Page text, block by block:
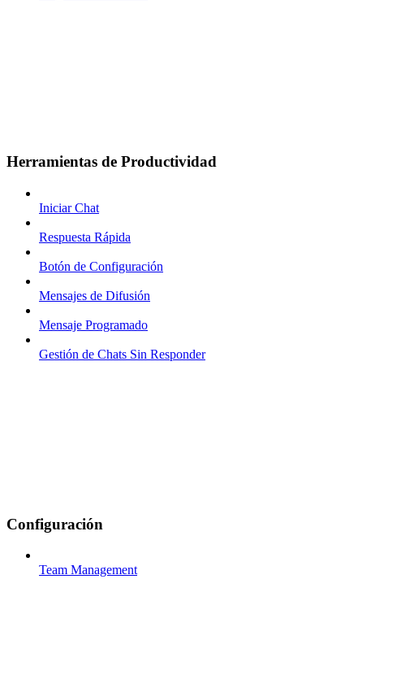
Herramientas de Productividad
Iniciar Chat
Respuesta Rápida
Botón de Configuración
Mensajes de Difusión
Mensaje Programado
Gestión de Chats Sin Responder
Configuración
Team Management